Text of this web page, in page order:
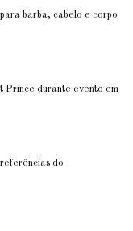
barba, cabelo e corpo
durante evento em
do